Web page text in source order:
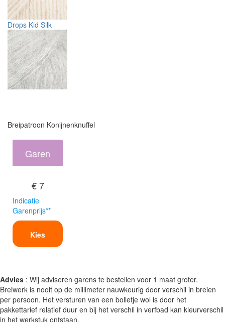
Drops Kid Silk
Breipatroon Konijnenknuffel
Garen
€ 7
Indicatie
Garenprijs**
Kies
Advies : Wij adviseren garens te bestellen voor 1 maat groter.
Breiwerk is nooit op de millimeter nauwkeurig door verschil in breien
per persoon. Het versturen van een bolletje wol is door het
pakkettarief relatief duur en bij het verschil in verfbad kan kleurverschil
in het werkstuk ontstaan.